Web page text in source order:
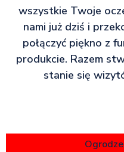
wszystkie Twoje
nami już dziś i
połączyć piękno z
produkcie. Razem
stanie się